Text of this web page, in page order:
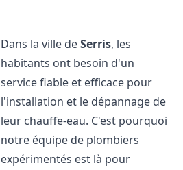
Dans la ville deSerris, les
habitants ont besoin d'un
service fiable et efficace pour
l'installation et le dépannage de
leur chauffe-eau. C'est pourquoi
notre équipe de plombiers
expérimentés est là pour